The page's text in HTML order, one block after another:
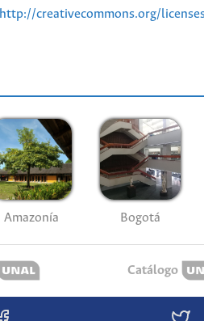
http://creativecommons.org/
Amazonía Bogotá
Catálogo